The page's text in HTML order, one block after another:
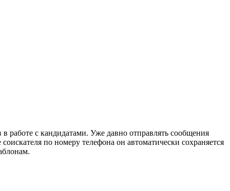
с кандидатами. Уже давно отправлять сообщения
по номеру телефона он автоматически сохраняется